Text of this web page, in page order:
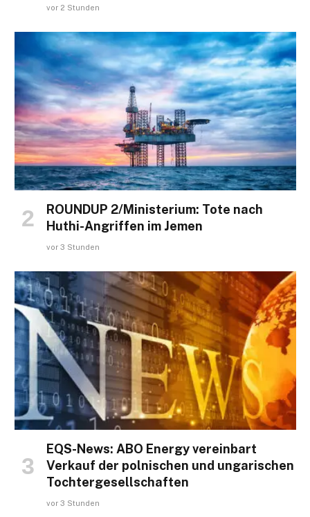
vor 2 Stunden
ROUNDUP 2/Ministerium: Tote nach
Huthi-Angriffen im Jemen
vor 3 Stunden
EQS-News: ABO Energy vereinbart
Verkauf der polnischen und ungarischen
Tochtergesellschaften
vor 3 Stunden